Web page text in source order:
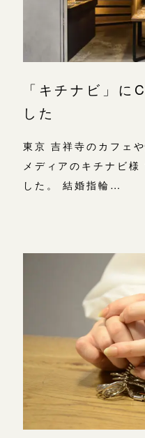
アフターケア・保証
CRAFYについて
SNS・ブログ
その他
プライバシーポリシー
「キチナビ」に
した
東京 吉祥寺のカフェ
メディアのキチナビ
した。 結婚指輪…
吉祥寺店
川越店
軽井沢店
オーダーメイド